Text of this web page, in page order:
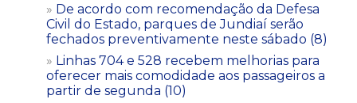
De acordo com recomendação da Defesa
Civil do Estado, parques de Jundiaí serão
fechados preventivamente neste sábado (8)
Linhas 704 e 528 recebem melhorias para
oferecer mais comodidade aos passageiros a
partir de segunda (10)